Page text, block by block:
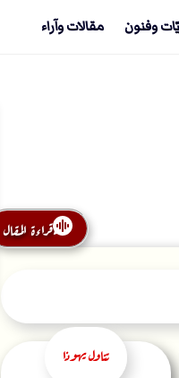
وفنون مقالات وآراء
قراءة المقال
تناول يهوذا